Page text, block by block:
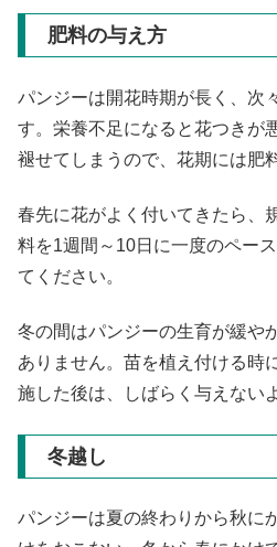
肥料の与え方
パンジーは開花時期が長く、次
す。栄養不足になると花つきが
褪せてしまうので、花期には肥
春先に花がよく付いてきたら、
料を1週間～10日に一度のペー
てください。
冬の間はパンジーの生育が緩や
ありません。苗を植え付ける時
施した後は、しばらく与えない
冬越し
パンジーは夏の終わりから秋に